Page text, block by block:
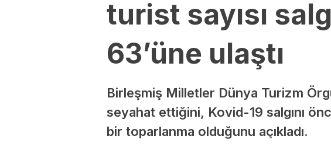
turist sayısı
63’üne ulaştı
Birleşmiş Milletler Dünya Turizm
seyahat ettiğini, Kovid-19 salgını
bir toparlanma olduğunu açıkladı.